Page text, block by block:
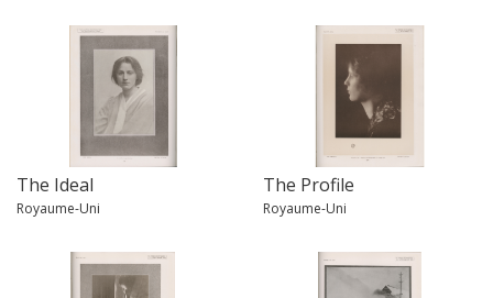
The Ideal
Royaume-Uni
The Profile
Royaume-Uni